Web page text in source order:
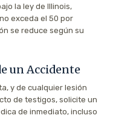
la ley de Illinois,
exceda el 50 por
se reduce según su
un Accidente
y de cualquier lesión
de testigos, solicite un
de inmediato, incluso